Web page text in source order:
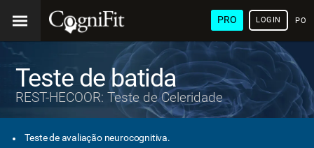
PRO LOGIN
Teste de batida
REST-HECOOR: Teste de Celeridade
Teste de avaliação neurocognitiva.